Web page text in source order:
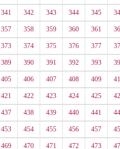
341 342 343 344 345
357 358 359 360 361
373 374 375 376 377
389 390 391 392 393
405 406 407 408 409
421 422 423 424 425
437 438 439 440 441
453 454 455 456 457
469 470 471 472 473